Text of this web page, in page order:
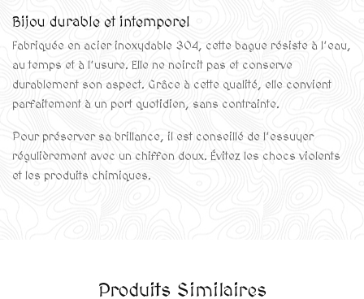
Bijou durable et intemporel
Fabriquée en acier inoxydable 304, cette bague résiste à l’eau,
au temps et à l’usure. Elle ne noircit pas et conserve
durablement son aspect. Grâce à cette qualité, elle convient
parfaitement à un port quotidien, sans contrainte.
Pour préserver sa brillance, il est conseillé de l’essuyer
régulièrement avec un chiffon doux. Évitez les chocs violents
et les produits chimiques.
Produits Similaires